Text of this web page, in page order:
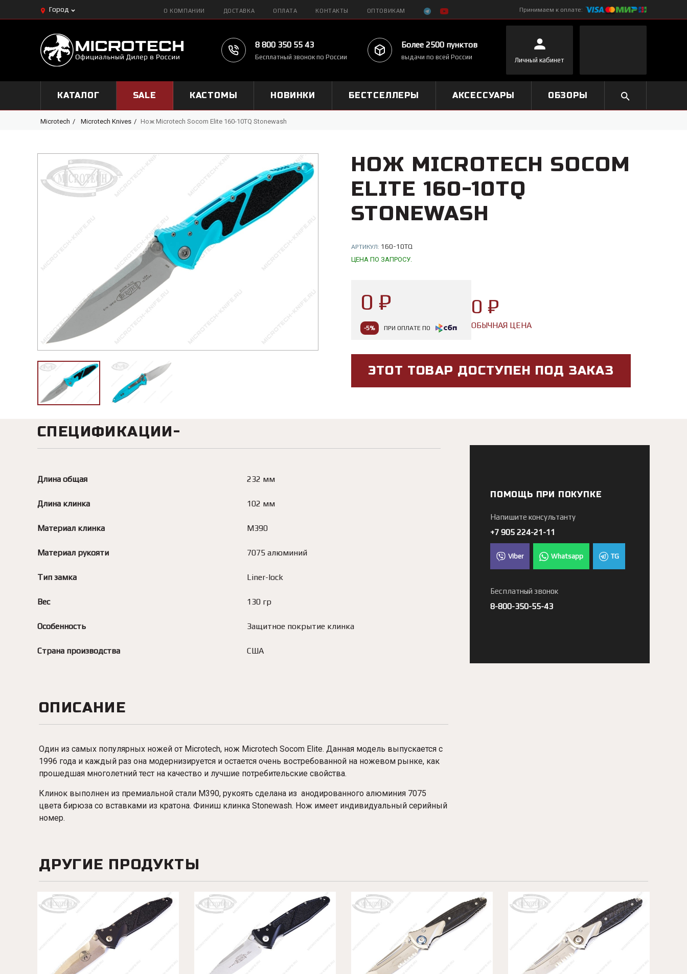
Город О КОМПАНИИ ДОСТАВКА ОПЛАТА КОНТАКТЫ ОПТОВИКАМ Принимаем к оплате:
8 800 350 55 43
Бесплатный звонок по России
Более 2500 пунктов
выдачи по всей России Личный кабинет
КАТАЛОГ SALE КАСТОМЫ НОВИНКИ БЕСТСЕЛЛЕРЫ АКСЕССУАРЫ ОБЗОРЫ
Microtech Microtech Knives Нож Microtech Socom Elite 160-10TQ Stonewash
НОЖ MICROTECH SOCOM
ELITE 160-10TQ
STONEWASH
АРТИКУЛ: 160-10TQ
ЦЕНА ПО ЗАПРОСУ.
0 ₽
-5% ПРИ ОПЛАТЕ ПО
0 ₽
ОБЫЧНАЯ ЦЕНА
ЭТОТ ТОВАР ДОСТУПЕН ПОД ЗАКАЗ
СПЕЦИФИКАЦИИ
Длина общая 232 мм
Длина клинка 102 мм
Материал клинка M390
Материал рукояти 7075 алюминий
Тип замка Liner-lock
Вес 130 гр
Особенность Защитное покрытие клинка
Страна производства США
ПОМОЩЬ ПРИ ПОКУПКЕ
Напишите консультанту
+7 905 224-21-11
Viber Whatsapp TG
Бесплатный звонок
8-800-350-55-43
ОПИСАНИЕ
Один из самых популярных ножей от Microtech, нож Microtech Socom Elite. Данная модель выпускается с
1996 года и каждый раз она модернизируется и остается очень востребованной на ножевом рынке, как
прошедшая многолетний тест на качество и лучшие потребительские свойства.
Клинок выполнен из премиальной стали M390, рукоять сделана из анодированного алюминия 7075
цвета бирюза со вставками из кратона. Финиш клинка Stonewash. Нож имеет индивидуальный серийный
номер.
ДРУГИЕ ПРОДУКТЫ